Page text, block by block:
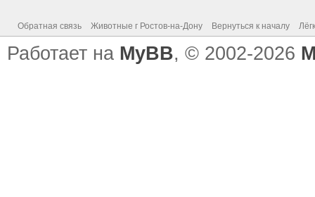
Обратная связь Животные г Ростов-на-Дону Вернуться к началу
Работает на MyBB, © 2002-2026